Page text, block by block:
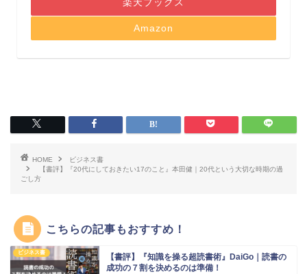
楽天ブックス
Amazon
HOME
ビジネス書
【書評】『20代にしておきたい17のこと』本田健｜20代という大切な時期の過
ごし方
こちらの記事もおすすめ！
ビジネス書
【書評】『知識を操る超読書術』DaiGo｜読書の
成功の７割を決めるのは準備！